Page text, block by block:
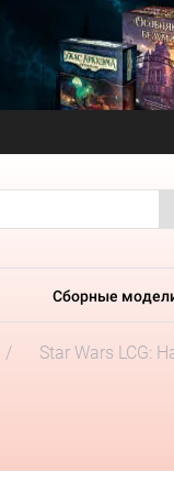
Сборные
Star Wars LCG: